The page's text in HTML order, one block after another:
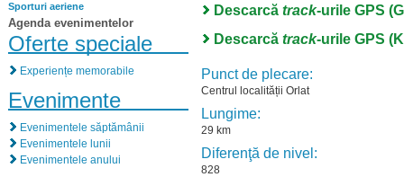
Sporturi aeriene
Agenda evenimentelor
Oferte speciale
Experiențe memorabile
Evenimente
Evenimentele săptămânii
Evenimentele lunii
Evenimentele anului
Descarcă track-urile GPS
Descarcă track-urile GPS
Punct de plecare:
Centrul localității Orlat
Lungime:
29 km
Diferenţă de nivel:
828